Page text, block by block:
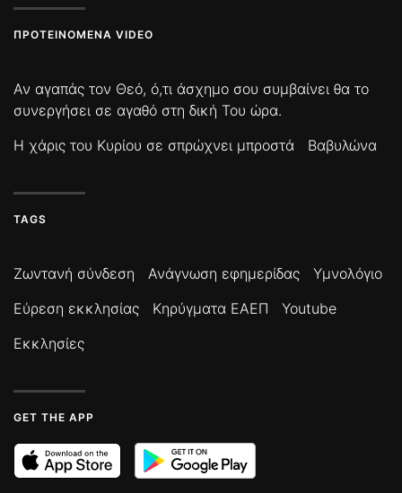
ΠΡΟΤΕΙΝΌΜΕΝΑ VIDEO
Αν αγαπάς τον Θεό, ό,τι άσχημο σου συμβαίνει θα το
συνεργήσει σε αγαθό στη δική Του ώρα.
Η χάρις του Κυρίου σε σπρώχνει μπροστά
Βαβυλώνα
TAGS
Ζωντανή σύνδεση Ανάγνωση εφημερίδας
Υμνολόγιο
Εύρεση εκκλησίας
Κηρύγματα ΕΑΕΠ
Youtube
Εκκλησίες
GET THE APP